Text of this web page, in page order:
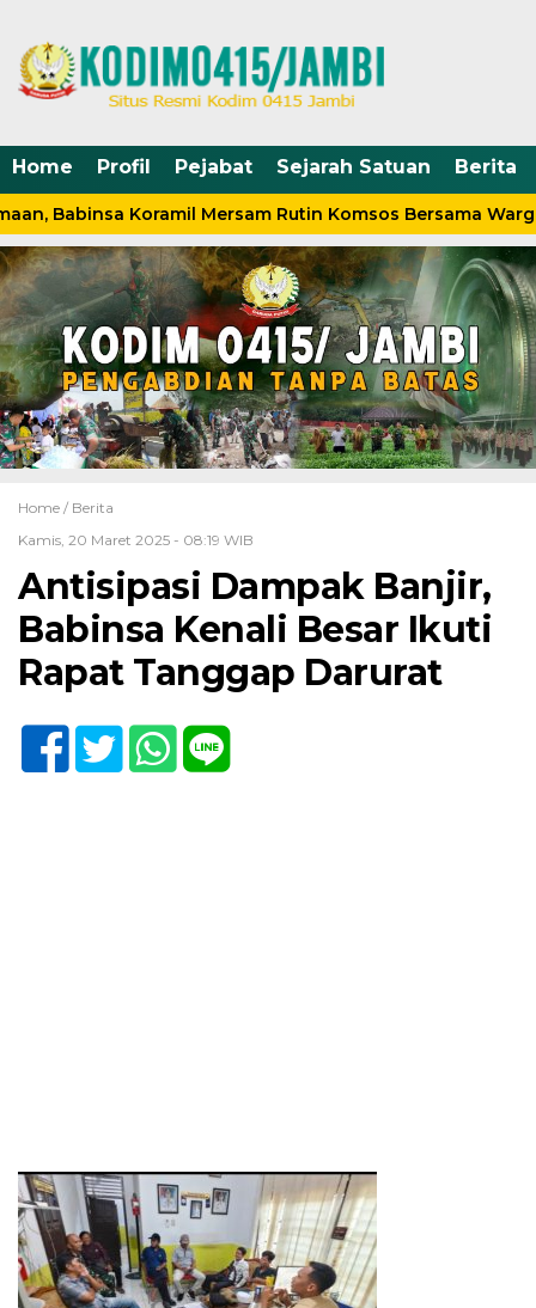
Home Profil Pejabat Sejarah Satuan Berita
Babinsa Koramil Mersam Rutin Komsos Bersama Warga
Home / Berita
Kamis, 20 Maret 2025 - 08:19 WIB
Antisipasi Dampak Banjir,
Babinsa Kenali Besar Ikuti
Rapat Tanggap Darurat